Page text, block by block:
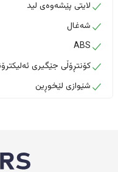
لایتی پێشەوەی لید
شەغال
ABS
کۆنتڕۆڵی جێگیری
شێوازی لێخوڕین